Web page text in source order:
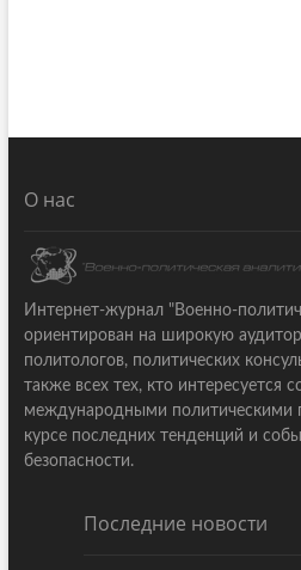
О нас
Интернет-журнал "Военно-
ориентирован на широкую
политологов, политических
также всех тех, кто интересуется
международными политическими
курсе последних тенденций и
безопасности.
Последние новости